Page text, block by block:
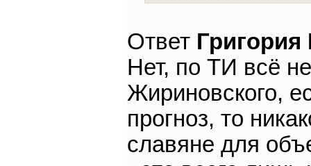
Ответ
Нет, по ТИ всё
Жириновского,
прогноз, то
славяне для